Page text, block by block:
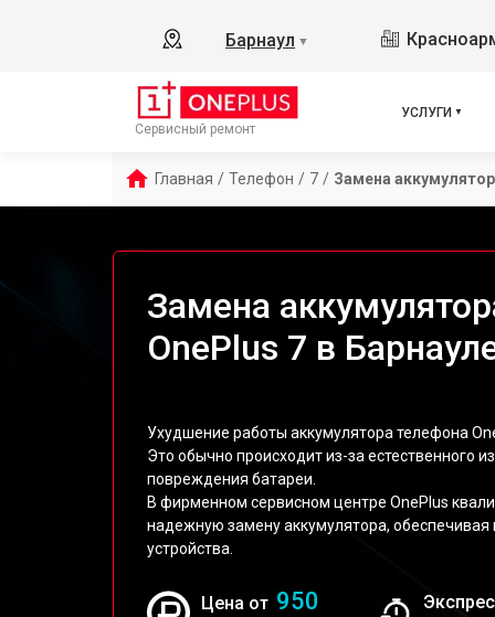
Барнаул ▼
Сервисный ремонт
УСЛУГИ
Главная / Телефон / 7 / Замена
Замена
OnePlus 7 в
Ухудшение работы аккумулятора телефона
Это обычно происходит из-за естественного
повреждения батареи.
В фирменном сервисном центре OnePlus
надежную замену аккумулятора,
устройства.
Цена от 950